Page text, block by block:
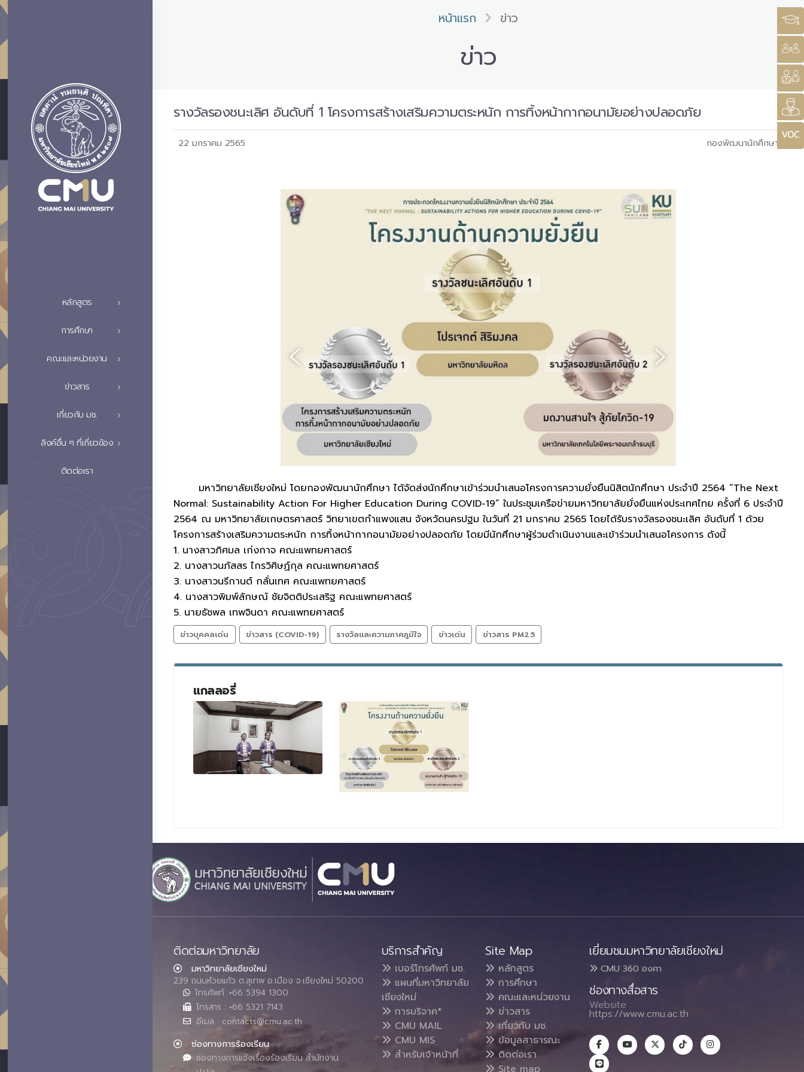
หลักสูตร
การศึกษา
คณะและหน่วยงาน
ข่าวสาร
เกี่ยวกับ มช.
ลิงค์อื่น ๆ ที่เกี่ยวข้อง
ติดต่อเรา
หน้าแรก ข่าว
ข่าว
รางวัลรองชนะเลิศ อันดับที่ 1 โครงการสร้างเสริมความตระหนัก การทิ้งหน้ากากอนามัยอย่างปลอดภัย
22 มกราคม 2565 กองพัฒนานักศึกษา
มหาวิทยาลัยเชียงใหม่ โดยกองพัฒนานักศึกษา ได้จัดส่งนักศึกษาเข้าร่วมนำเสนอโครงการความยั่งยืนนิสิตนักศึกษา ประจำปี 2564 “The Next
Normal: Sustainability Action For Higher Education During COVID-19” ในประชุมเครือข่ายมหาวิทยาลัยยั่งยืนแห่งประเทศไทย ครั้งที่ 6 ประจำปี
2564 ณ มหาวิทยาลัยเกษตรศาสตร์ วิทยาเขตกำแพงแสน จังหวัดนครปฐม ในวันที่ 21 มกราคม 2565 โดยได้รับรางวัลรองชนะเลิศ อันดับที่ 1 ด้วย
โครงการสร้างเสริมความตระหนัก การทิ้งหน้ากากอนามัยอย่างปลอดภัย โดยมีนักศึกษาผู้ร่วมดำเนินงานและเข้าร่วมนำเสนอโครงการ ดังนี้
1. นางสาวภิศมล เก่งกาจ คณะแพทยศาสตร์
2. นางสาวนภัสสร ไกรวิศิษฏ์กุล คณะแพทยศาสตร์
3. นางสาวนรีกานต์ กลั่นเทศ คณะแพทยศาสตร์
4. นางสาวพิมพ์ลักษณ์ ชัยจิตติประเสริฐ คณะแพทยศาสตร์
5. นายธัชพล เทพจินดา คณะแพทยศาสตร์
ข่าวบุคคลเด่น ข่าวสาร (COVID-19) รางวัลและความภาคภูมิใจ ข่าวเด่น ข่าวสาร PM2.5
แกลลอรี่
ติดต่อมหาวิทยาลัย
มหาวิทยาลัยเชียงใหม่
239 ถนนห้วยแก้ว ต.สุเทพ อ.เมือง จ.เชียงใหม่ 50200
โทรศัพท์ :+66 5394 1300
โทรสาร : +66 5321 7143
อีเมล : contacts@cmu.ac.th
ช่องทางการร้องเรียน
ช่องทางการแจ้งเรื่องร้องเรียน สำนักงาน
บริการสำคัญ
เบอร์โทรศัพท์ มช.
แผนที่มหาวิทยาลัย
เชียงใหม่
การบริจาค*
CMU MAIL
CMU MIS
สำหรับเจ้าหน้าที่
Site Map
หลักสูตร
การศึกษา
คณะและหน่วยงาน
ข่าวสาร
เกี่ยวกับ มช.
ข้อมูลสาธารณะ
ติดต่อเรา
Site map
เยี่ยมชมมหาวิทยาลัยเชียงใหม่
CMU 360 องศา
ช่องทางสื่อสาร
Website :
https://www.cmu.ac.th